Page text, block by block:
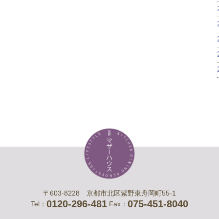
〒603-8228 京都市北区紫野東舟岡町55-1
Tel： 0120-296-481 Fax： 075-451-8040